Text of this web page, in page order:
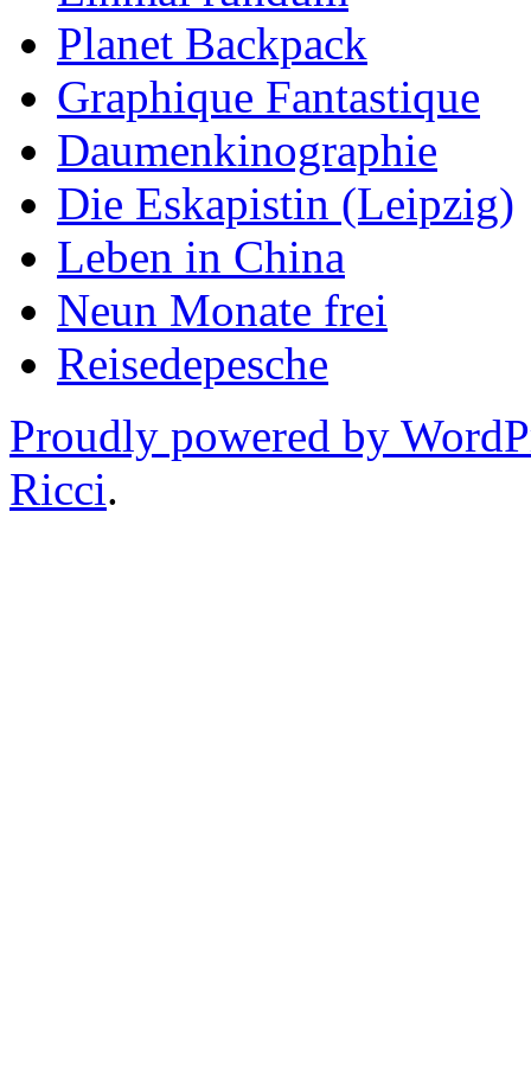
Planet Backpack
Graphique Fantastique
Daumenkinographie
Die Eskapistin (Leipzig)
Leben in China
Neun Monate frei
Reisedepesche
Proudly powered by
Ricci.